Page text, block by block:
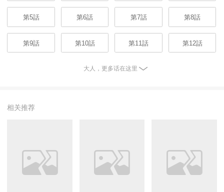
第5話 第6話 第7話 第8話
第9話 第10話 第11話 第12話
大人，更多话在这里
相关推荐